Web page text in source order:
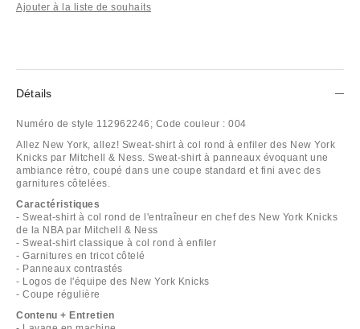
Ajouter à la liste de souhaits
Détails
Numéro de style 112962246; Code couleur : 004
Allez New York, allez! Sweat-shirt à col rond à enfiler des New York
Knicks par Mitchell & Ness. Sweat-shirt à panneaux évoquant une
ambiance rétro, coupé dans une coupe standard et fini avec des
garnitures côtelées.
Caractéristiques
- Sweat-shirt à col rond de l'entraîneur en chef des New York Knicks
de la NBA par Mitchell & Ness
- Sweat-shirt classique à col rond à enfiler
- Garnitures en tricot côtelé
- Panneaux contrastés
- Logos de l'équipe des New York Knicks
- Coupe régulière
Contenu + Entretien